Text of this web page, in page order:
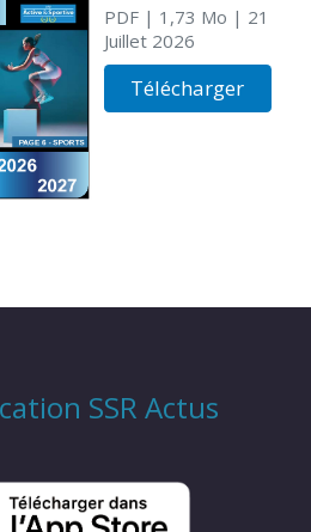
PDF| 1,73 Mo | 21
Juillet 2026
Télécharger
SSR Actus